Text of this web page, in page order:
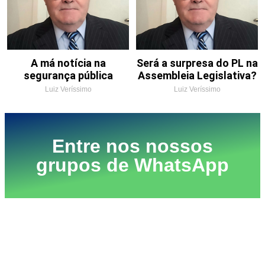
A má notícia na
segurança pública
Luiz Veríssimo
Será a surpresa do PL na
Assembleia Legislativa?
Luiz Veríssimo
Entre nos nossos
grupos de WhatsApp